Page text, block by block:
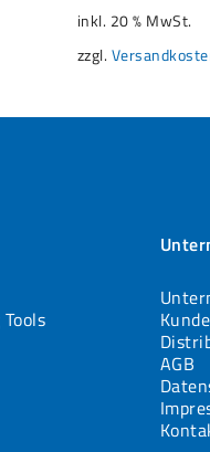
inkl. 20 % MwSt.
zzgl.
AGB